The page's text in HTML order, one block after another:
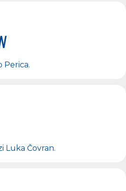
Perica.
Luka Čovran.